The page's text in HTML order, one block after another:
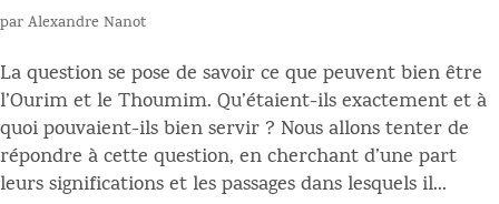
parAlexandre Nanot
La question se pose de savoir ce que peuvent bien être
l’Ourim et le Thoumim. Qu’étaient-ils exactement et à
quoi pouvaient-ils bien servir ? Nous allons tenter de
répondre à cette question, en cherchant d’une part
leurs significations et les passages dans lesquels il...